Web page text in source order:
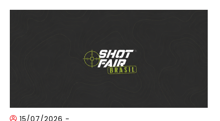
15/07/2026 -